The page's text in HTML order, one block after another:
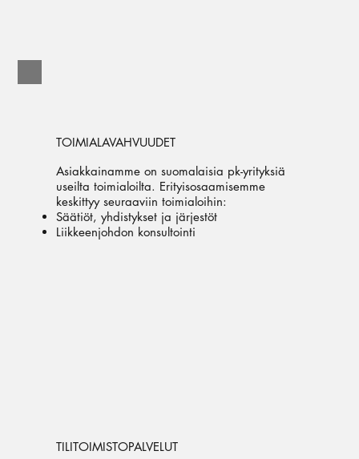
TOIMIALAVAHVUUDET
Asiakkainamme on suomalaisia pk-yrityksiä
useilta toimialoilta. Erityisosaamisemme
keskittyy seuraaviin toimialoihin:
Säätiöt, yhdistykset ja järjestöt
Liikkeenjohdon konsultointi
TILITOIMISTOPALVELUT